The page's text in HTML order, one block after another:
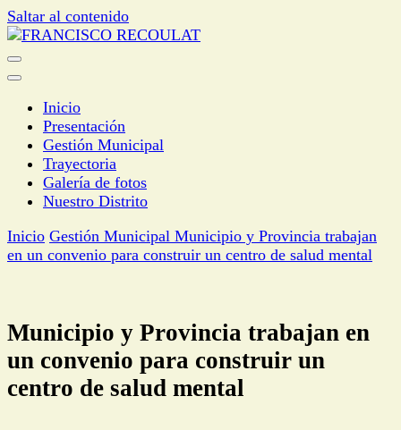
Saltar al contenido
FRANCISCO RECOULAT
Inicio
Presentación
Gestión Municipal
Trayectoria
Galería de fotos
Nuestro Distrito
Inicio Gestión Municipal Municipio y Provincia trabajan
en un convenio para construir un centro de salud mental
Municipio y Provincia trabajan en
un convenio para construir un
centro de salud mental